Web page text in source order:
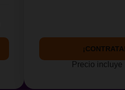
¡CONTRATA!
Precio incluye